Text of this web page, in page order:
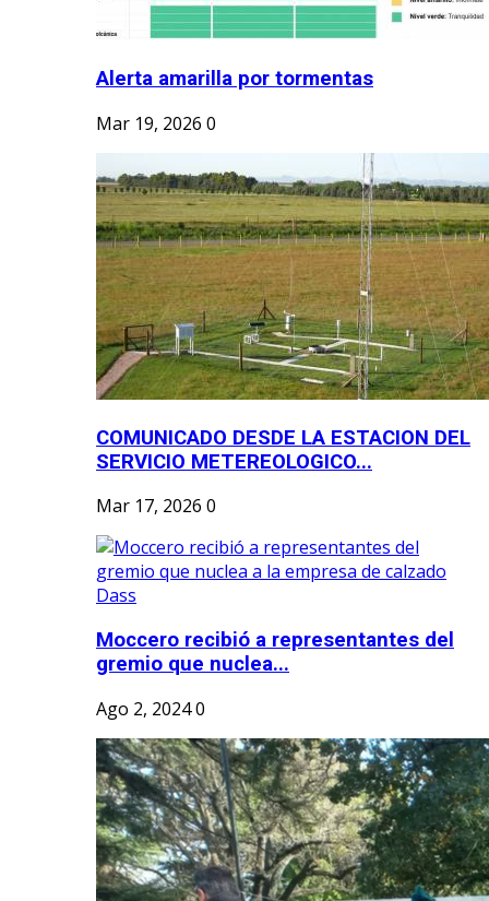
Alerta amarilla por tormentas
Mar 19, 2026 0
COMUNICADO DESDE LA ESTACION DEL
SERVICIO METEREOLOGICO...
Mar 17, 2026 0
Moccero recibió a representantes del
gremio que nuclea...
Ago 2, 20240